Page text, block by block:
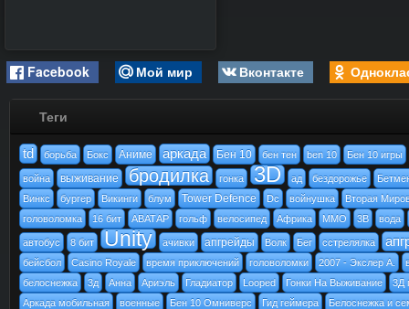
Facebook Мой мир Вконтакте
Теги
td борьба Бокс Аниме аркада Бен 10 бен тен ben 10 Бен 10 игры
война выживание бродилка гонка 3D ад бездорожье
Винкс
бургер Викинги блум Tower Defence Dc войнушка
Вторая
головоломка
16 бит АВАТАР гольф велосипед Африка MMO 3В вода
автобус 8 бит Unity ачивки апгрейды Волк Бег cстрелялка
бейсбол Casino Royale время приключений головоломки 2007 - Экслер А.
белоснежка
3д Анна Ариэль Гладиатор Looped Гонки На Выживание
3Д
Аркада мобильная
военные Бен 10 Омниверс Гид геймера
Белоснежка и